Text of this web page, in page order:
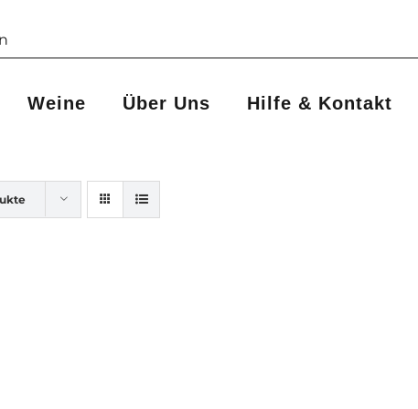
Weine Über Uns Hilfe & Kontakt